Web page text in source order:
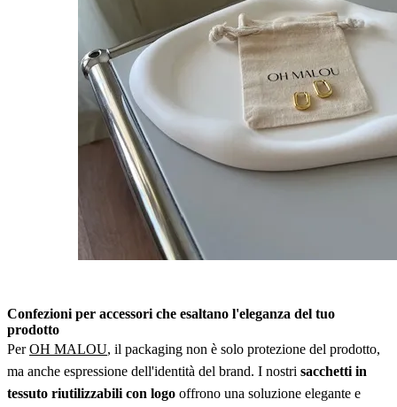
Confezioni per accessori che esaltano l'eleganza del tuo
prodotto
PerOH MALOU, il packaging non è solo protezione del prodotto,
ma anche espressione dell'identità del brand. I nostri sacchetti in
tessuto riutilizzabili con logo offrono una soluzione elegante e